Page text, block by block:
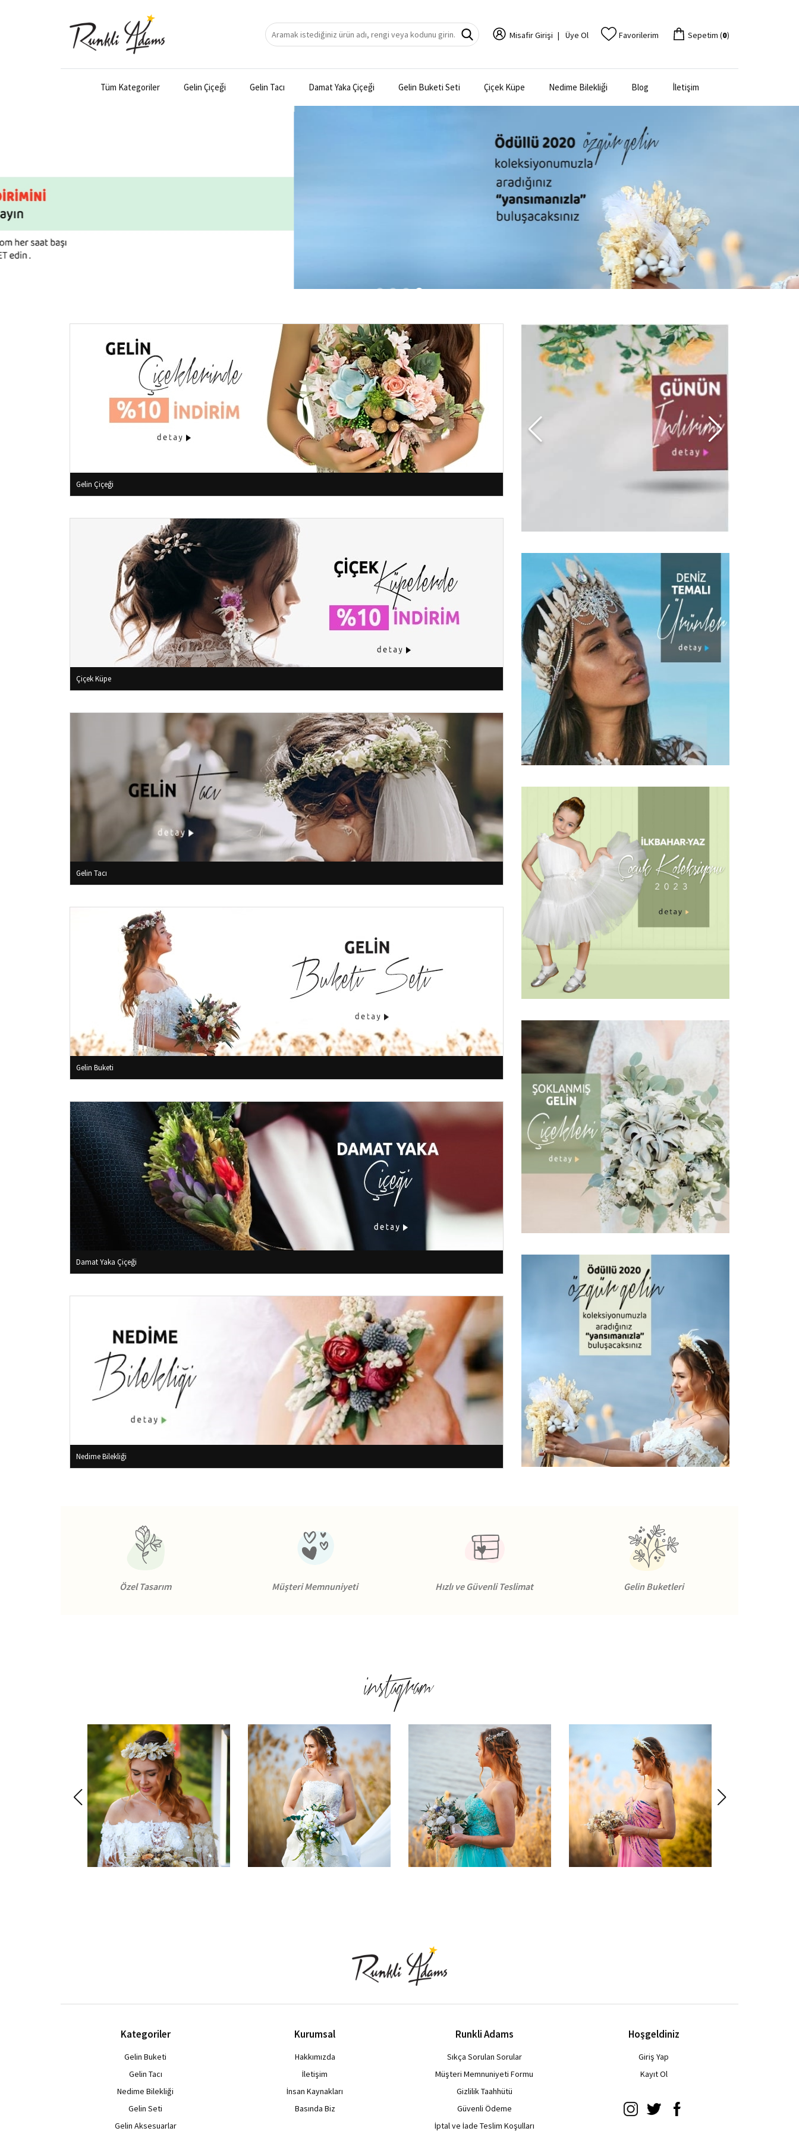
Misafir Girişi | Üye Ol Favorilerim Sepetim (0)
Tüm Kategoriler Gelin Çiçeği Gelin Tacı Damat Yaka Çiçeği Gelin Buketi Seti Çiçek Küpe Nedime Bilekliği Blog İletişim
Gelin Çiçeği
Çiçek Küpe
Gelin Tacı
Gelin Buketi
Damat Yaka Çiçeği
Nedime Bilekliği
Özel Tasarım Müşteri Memnuniyeti Hızlı ve Güvenli Teslimat Gelin Buketleri
instagram
Kategoriler
Gelin Buketi
Gelin Tacı
Nedime Bilekliği
Gelin Seti
Gelin Aksesuarlar
Kurumsal
Hakkımızda
İletişim
İnsan Kaynakları
Basında Biz
Runkli Adams
Sıkça Sorulan Sorular
Müşteri Memnuniyeti Formu
Gizlilik Taahhütü
Güvenli Ödeme
İptal ve İade Teslim Koşulları
Hoşgeldiniz
Giriş Yap
Kayıt Ol